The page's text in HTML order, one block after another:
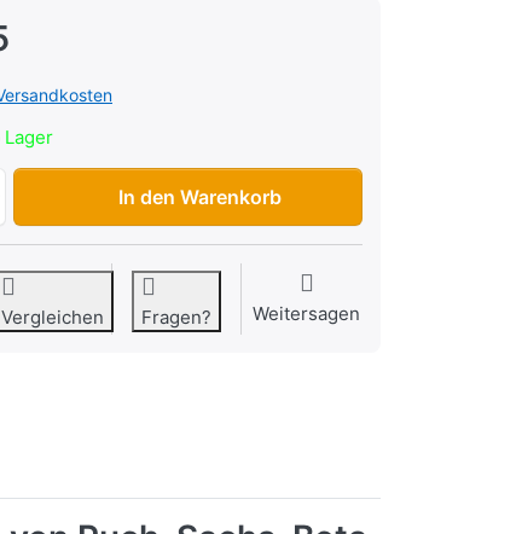
Lager
Woodruff-Keil 9 x 3.7 x 3 mm (Polrad Puch, Sachs, Beta,
In den Warenkorb
Vergleichen Fragen? Weitersagen